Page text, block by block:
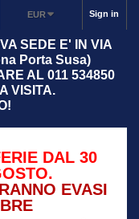
Sign in
EUR
SEDE E' IN VIA
Porta Susa)
AL 011 534850
VISITA.
DAL 30
EVASI